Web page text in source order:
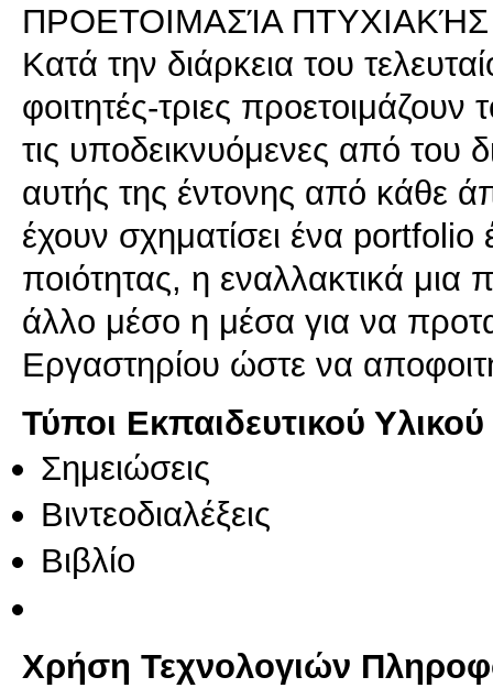
ΠΡΟΕΤΟΙΜΑΣΊΑ
Κατά την διάρκεια του
φοιτητές-τριες προετοιμάζουν
τις υποδεικνυόμενες από του
αυτής της έντονης από κάθε
έχουν σχηματίσει ένα portfolio
ποιότητας, η εναλλακτικά
άλλο μέσο η μέσα για να
Εργαστηρίου ώστε να
Τύποι Εκπαιδευτικού Υλικού
Σημειώσεις
Βιντεοδιαλέξεις
Βιβλίο
Χρήση Τεχνολογιών